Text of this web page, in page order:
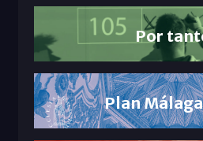
Por
Plan